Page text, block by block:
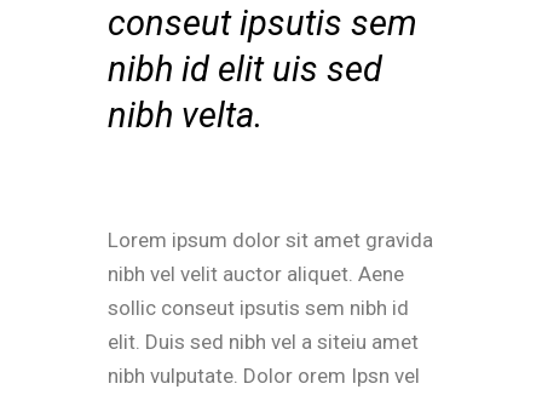
conseut ipsutis sem
nibh id elit uis sed
nibh velta.
Lorem ipsum dolor sit amet gravida
nibh vel velit auctor aliquet. Aene
sollic conseut ipsutis sem nibh id
elit. Duis sed nibh vel a siteiu amet
nibh vulputate. Dolor orem Ipsn vel